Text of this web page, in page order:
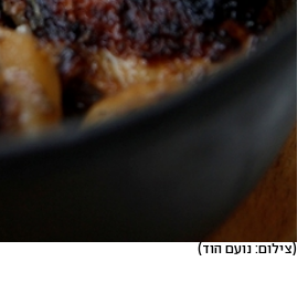
(צילום: נועם הוד)